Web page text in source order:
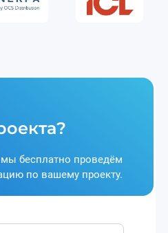
мы бесплатно проведём
по вашему проекту.